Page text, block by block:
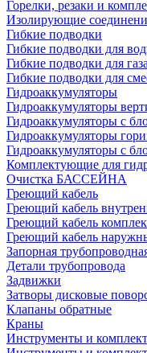
Горелки, резаки и
Изолирующие
Гибкие подводки
Гибкие подводки для
Гибкие подводки для газа
Гибкие подводки для
Гидроаккумуляторы
Гидроаккумуляторы
Гидроаккумуляторы с
Гидроаккумуляторы
Гидроаккумуляторы с
Комплектующие для
Очистка БАССЕЙНА
Греющий кабель
Греющий кабель
Греющий кабель
Греющий кабель
Запорная
Детали трубопровода
Задвижки
Затворы дисковые
Клапаны обратные
Краны
Инструменты и